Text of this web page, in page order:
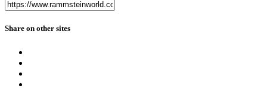
Share on other sites